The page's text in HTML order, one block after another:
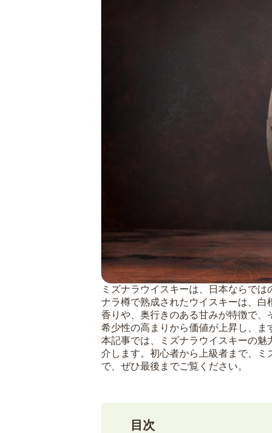
ミズナラウイスキーは、日本ならで
ナラ樽で熟成されたウイスキーは、
香りや、奥行きのある甘みが特徴で
希少性の高まりから価値が上昇し、ま
本記事では、ミズナラウイスキーの
介します。初心者から上級者まで、
で、ぜひ最後までご覧ください。
目次